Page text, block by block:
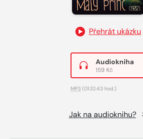
Přehrát ukázku
Audiokniha
159 Kč
MP3 (01:32:43 hod.)
Jak na audioknihu?